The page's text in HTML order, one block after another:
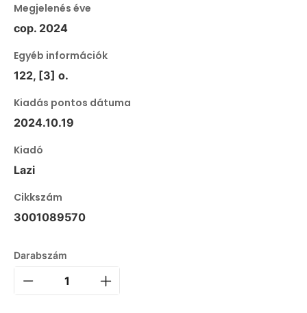
Megjelenés éve
cop. 2024
Egyéb információk
122, [3] o.
Kiadás pontos dátuma
2024.10.19
Kiadó
Lazi
Cikkszám
3001089570
Darabszám